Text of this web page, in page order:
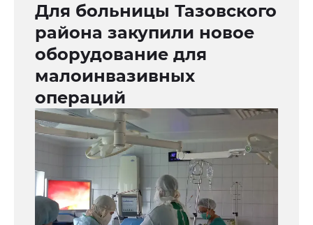
Для больницы Тазовского
района закупили новое
оборудование для
малоинвазивных
операций